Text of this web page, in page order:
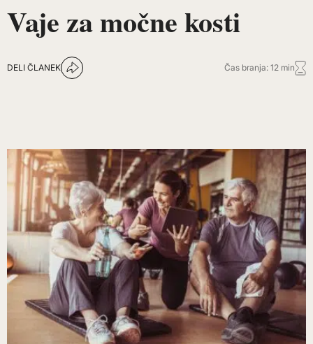
Vaje za močne kosti
DELI ČLANEK Čas branja: 12 min